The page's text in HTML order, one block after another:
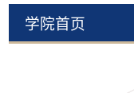
学院首页